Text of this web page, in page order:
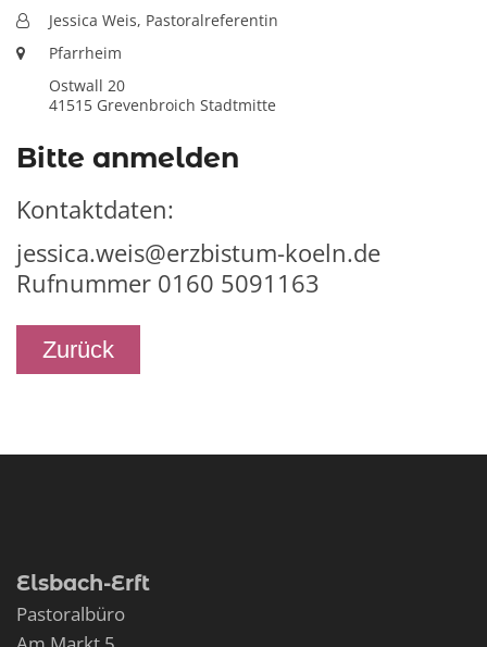
Von:
Jessica Weis, Pastoralreferentin
Ort:
Pfarrheim
Ostwall 20
41515 Grevenbroich Stadtmitte
Bitte anmelden
Kontaktdaten:
jessica.weis@erzbistum-koeln.de
Rufnummer 0160 5091163
Zurück
Elsbach-Erft
Pastoralbüro